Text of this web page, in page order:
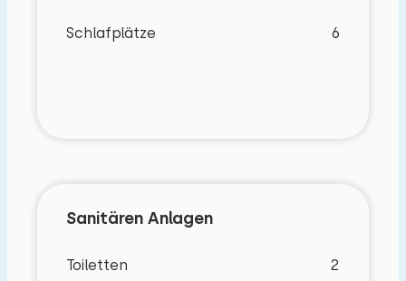
Schlafplätze 6
Sanitären Anlagen
Toiletten
2